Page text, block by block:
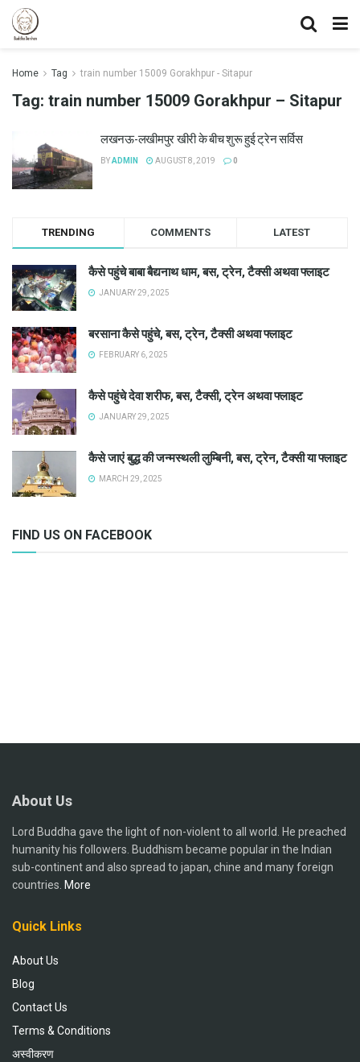
Home Tag train number 15009 Gorakhpur - Sitapur
Tag: train number 15009 Gorakhpur – Sitapur
लखनऊ-लखीमपुर खीरी के बीच शुरू हुई ट्रेन सर्विस
BYADMIN AUGUST 8, 2019 0
TRENDING COMMENTS LATEST
कैसे पहुंचे बाबा बैद्यनाथ धाम, बस, ट्रेन, टैक्सी अथवा फ्लाइट
JANUARY 29, 2025
बरसाना कैसे पहुंचे, बस, ट्रेन, टैक्सी अथवा फ्लाइट
FEBRUARY 6, 2025
कैसे पहुंचे देवा शरीफ, बस, टैक्सी, ट्रेन अथवा फ्लाइट
JANUARY 29, 2025
कैसे जाएं बुद्ध की जन्मस्थली लुम्बिनी, बस, ट्रेन, टैक्सी या फ्लाइट
MARCH 29, 2025
FIND US ON FACEBOOK
About Us
Lord Buddha gave the light of non-violent to all world. He preached
humanity his followers. Buddhism became popular in the Indian
sub-continent and also spread to japan, chine and many foreign
countries. More
Quick Links
About Us
Blog
Contact Us
Terms & Conditions
अस्वीकरण